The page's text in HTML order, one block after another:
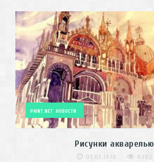
PAINT.NET НОВОСТИ
Рисунки акварелью
01.01.1970 8282